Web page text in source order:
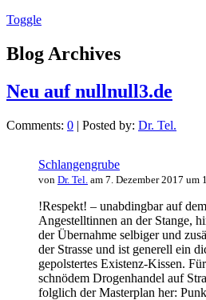
Toggle
Blog Archives
Neu auf nullnull3.de
Comments: 0 | Posted by: Dr. Tel.
Schlangengrube
von Dr. Tel. am 7. Dezember 2017 um
!Respekt! – unabdingbar auf
Angestelltinnen an der Stange,
der Übernahme selbiger und
der Strasse und ist generell ein
gepolstertes Existenz-Kissen.
schnödem Drogenhandel auf
folglich der Masterplan her: